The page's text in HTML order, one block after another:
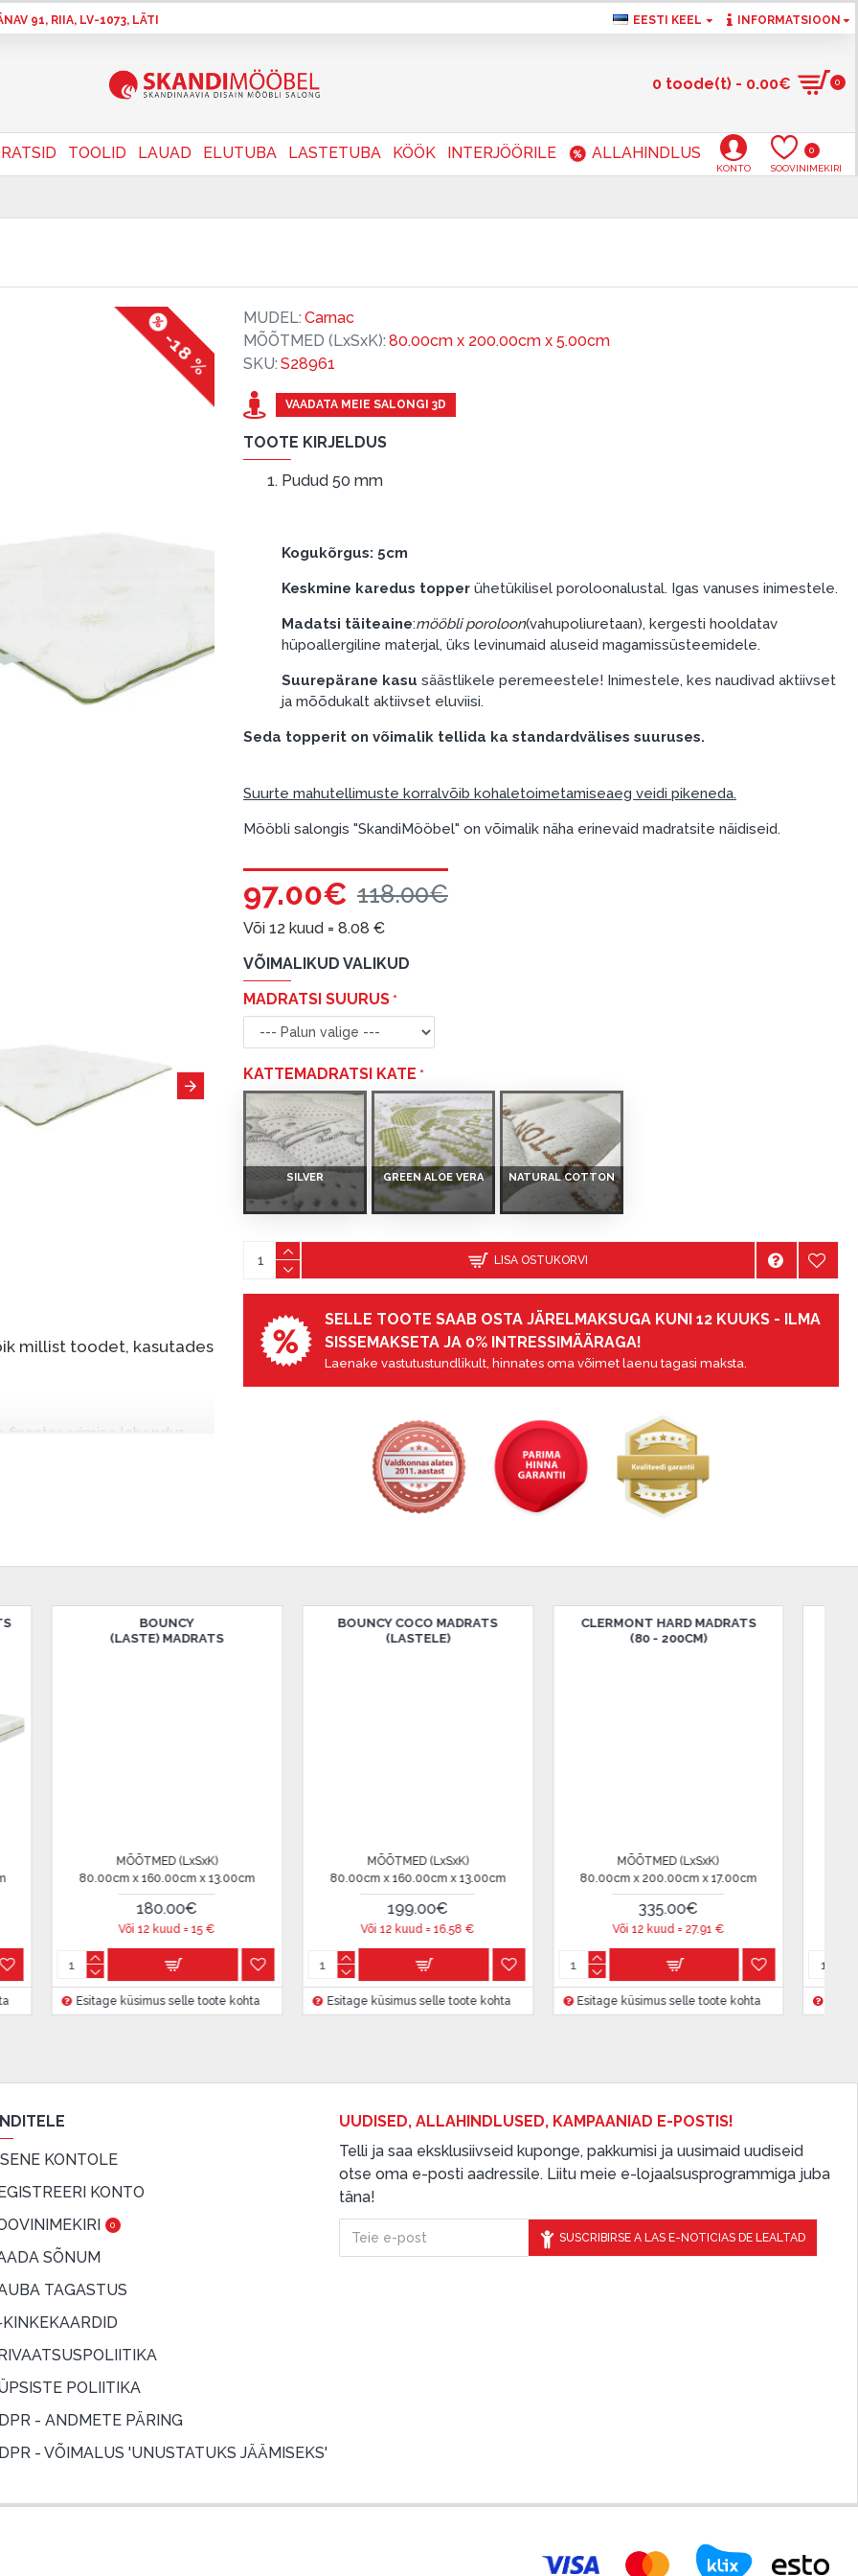
91, RIIA, LV-1073, LÄTI EESTI KEEL INFORMATSIOON
0 toode(t) - 0.00€ 0
TOOLID LAUAD ELUTUBA LASTETUBA KÖÖK INTERJÖÖRILE ALLAHINDLUS
KONTO SOOVINIMEKIRI
0
-18 %
millist toodet, kasutades
lahendus,
Luminor, SEB või Citadele).
krediidi saamise
, samuti
oma finantsvõimalusi.
VAADATA MEIE SALONGI 3D
TOOTE KIRJELDUS
Pudud 50 mm
Kogukõrgus: 5cm
Keskmine karedus topper ühetükilisel poroloonalustal. Igas vanuses inimestele.
Madatsi täiteaine:mööbli poroloon(vahupoliuretaan), kergesti hooldatav
hüpoallergiline materjal, üks levinumaid aluseid magamissüsteemidele.
Suurepärane kasu säästlikele peremeestele! Inimestele, kes naudivad aktiivset
ja mõõdukalt aktiivset eluviisi.
Seda topperit on võimalik tellida ka standardvälises suuruses.
Suurte mahutellimuste korralvõib kohaletoimetamiseaeg veidi pikeneda.
Mööbli salongis "SkandiMööbel" on võimalik näha erinevaid madratsite näidiseid.
MUDEL: Carnac
MÕÕTMED (LxSxK): 80.00cm x 200.00cm x 5.00cm
SKU: S28961
97.00€ 118.00€
Või 12 kuud = 8.08 €
VÕIMALIKUD VALIKUD
MADRATSI SUURUS
KATTEMADRATSI KATE
SILVER GREEN ALOE VERA NATURAL COTTON
LISA OSTUKORVI
SELLE TOOTE SAAB OSTA JÄRELMAKSUGA KUNI 12 KUUKS - ILMA
SISSEMAKSETA JA 0% INTRESSIMÄÄRAGA!
Laenake vastutustundlikult, hinnates oma võimet laenu tagasi maksta.
COCO MADRATS
x 160.00cm x 13.00cm
küsimus selle toote kohta
CLERMONT HARD MADRATS
80.00cm x 200.00cm x 17.00cm
Esitage küsimus selle toote kohta
CLERMONT MED MADRATS
80.00cm x 200.00cm x 16.00cm
Esitage küsimus selle toote kohta
CLERMONT PLUSS
80.00cm x 200.00cm x
Esitage küsimus selle
KONTOLE
KONTO
0
SÕNUM
TAGASTUS
POLIITIKA
- ANDMETE PÄRING
- VÕIMALUS 'UNUSTATUKS JÄÄMISEKS'
UUDISED, ALLAHINDLUSED, KAMPAANIAD E-POSTIS!
Telli ja saa eksklusiivseid kuponge, pakkumisi ja uusimaid uudiseid
otse oma e-posti aadressile. Liitu meie e-lojaalsusprogrammiga juba
täna!
SUSCRIBIRSE A LAS E-NOTICIAS DE LEALTAD